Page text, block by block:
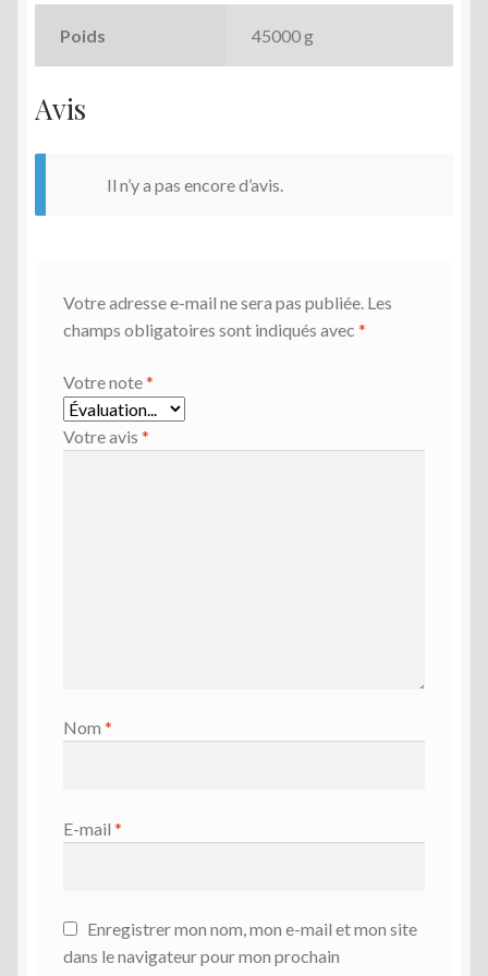
Poids 45000 g
Avis
Il n’y a pas encore d’avis.
Votre adresse e-mail ne sera pas publiée. Les
champs obligatoires sont indiqués avec *
Votre note*
Votre avis *
Nom *
E-mail *
Enregistrer mon nom, mon e-mail et mon site
dans le navigateur pour mon prochain